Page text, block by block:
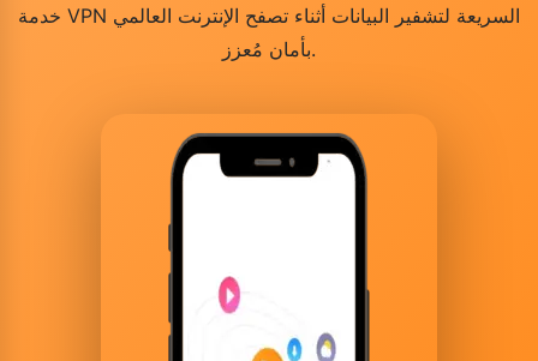
خدمة VPN السريعة لتشفير البيانات أثناء تصفح الإنترنت العالمي
بأمان مُعزز.